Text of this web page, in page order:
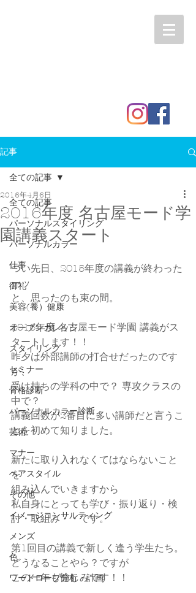
記事
全ての記事
パーソナルスタイリング
パーソナルカラー
仕事
御礼
美容(養）健康
オープンカレッジ
スタイリング
セミナー
骨格診断
パーソナルカラー診断
芸術
マナー
ヘアスタイル
その他
イメージコンサルティング
メンズ
色
ワードローブ分析・計画
全ての記事
2016年度 名古屋モード学
園講義スタート
2016年4月6日
つい先日、2015年度の講義が終わった
ーッ
と、思ったのも束の間。
2016年度 名古屋モード学園 講義がス
タートします！！
昨夕は外部講師の打合せだったのです
が、
受け持ちの学科の中で？ 専攻クラスの
中で？
講義回数が2番目に多い講師だと言うこ
とを初めて知りました。
新たに取り入れなくてはならないこと
を
組み込んでいきますから
私自身にとっても学び・振り返り・検
討・取組み・・です。
第1回目の講義で新しく逢う学生たち。
どうなることやら？ですが
この一年も愉しみです！！